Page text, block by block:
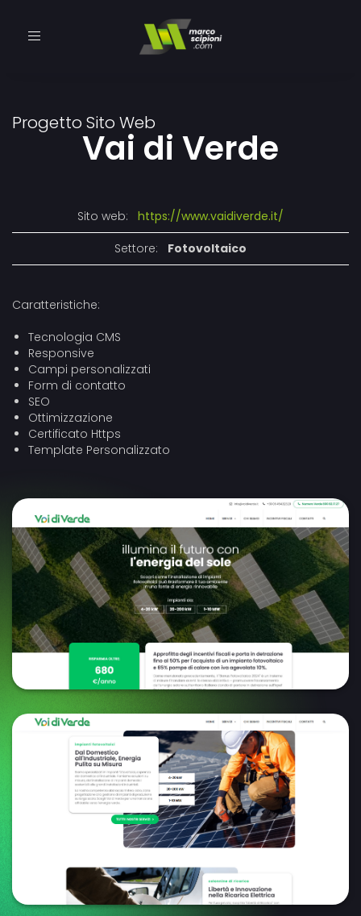
Toggle
Progetto Sito Web
Vai di Verde
Sito web: https://www.vaidiverde.it/
Settore: Fotovoltaico
Caratteristiche:
Tecnologia CMS
Responsive
Campi personalizzati
Form di contatto
SEO
Ottimizzazione
Certificato Https
Template Personalizzato